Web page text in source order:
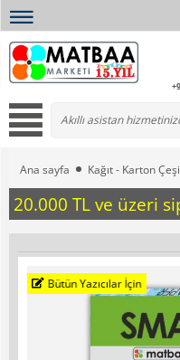
Ana sayfa Kağıt - Karton
20.000 TL ve üzeri
Bütün Yazıcılar İçin